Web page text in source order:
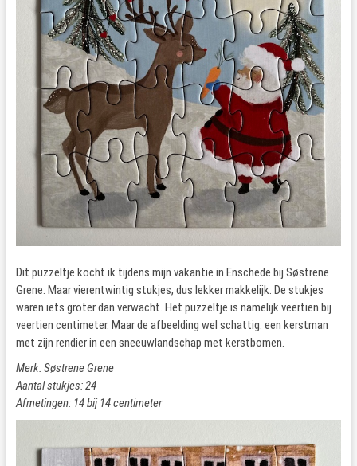
Dit puzzeltje kocht ik tijdens mijn vakantie in Enschede bij Søstrene
Grene. Maar vierentwintig stukjes, dus lekker makkelijk. De stukjes
waren iets groter dan verwacht. Het puzzeltje is namelijk veertien bij
veertien centimeter. Maar de afbeelding wel schattig: een kerstman
met zijn rendier in een sneeuwlandschap met kerstbomen.
Merk: Søstrene Grene
Aantal stukjes: 24
Afmetingen: 14 bij 14 centimeter